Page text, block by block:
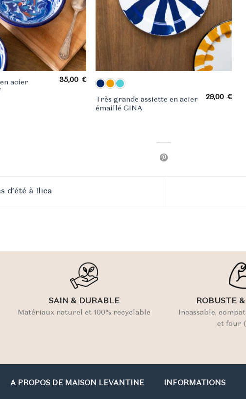
acier
35,00 €
Très grande assiette en acier
émaillé GINA
29,00 €
d’été à Ilıca
SAIN & DURABLE
Matériaux naturel et 100% recyclable
ROBUSTE
Incassable,
et four
A PROPOS DE MAISON LEVANTINE INFORMATIONS